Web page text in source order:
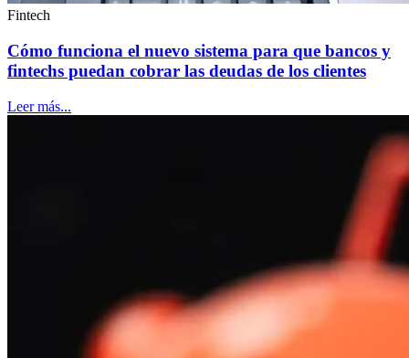
Fintech
Cómo funciona el nuevo sistema para que bancos y
fintechs puedan cobrar las deudas de los clientes
Leer más...